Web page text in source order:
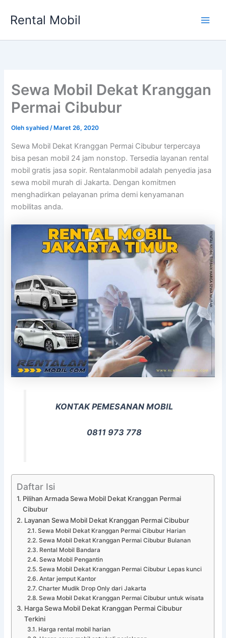
Rental Mobil
Sewa Mobil Dekat Kranggan
Permai Cibubur
Olehsyahied/ Maret 26, 2020
Sewa Mobil Dekat Kranggan Permai Cibubur terpercaya
bisa pesan mobil 24 jam nonstop. Tersedia layanan rental
mobil gratis jasa sopir. Rentalanmobil adalah penyedia jasa
sewa mobil murah di Jakarta. Dengan komitmen
menghadirkan pelayanan prima demi kenyamanan
mobilitas anda.
KONTAK PEMESANAN MOBIL
0811 973 778
Daftar Isi
Pilihan Armada Sewa Mobil Dekat Kranggan Permai
Cibubur
Layanan Sewa Mobil Dekat Kranggan Permai Cibubur
Sewa Mobil Dekat Kranggan Permai Cibubur Harian
Sewa Mobil Dekat Kranggan Permai Cibubur Bulanan
Rental Mobil Bandara
Sewa Mobil Pengantin
Sewa Mobil Dekat Kranggan Permai Cibubur Lepas kunci
Antar jemput Kantor
Charter Mudik Drop Only dari Jakarta
Sewa Mobil Dekat Kranggan Permai Cibubur untuk wisata
Harga Sewa Mobil Dekat Kranggan Permai Cibubur
Terkini
Harga rental mobil harian